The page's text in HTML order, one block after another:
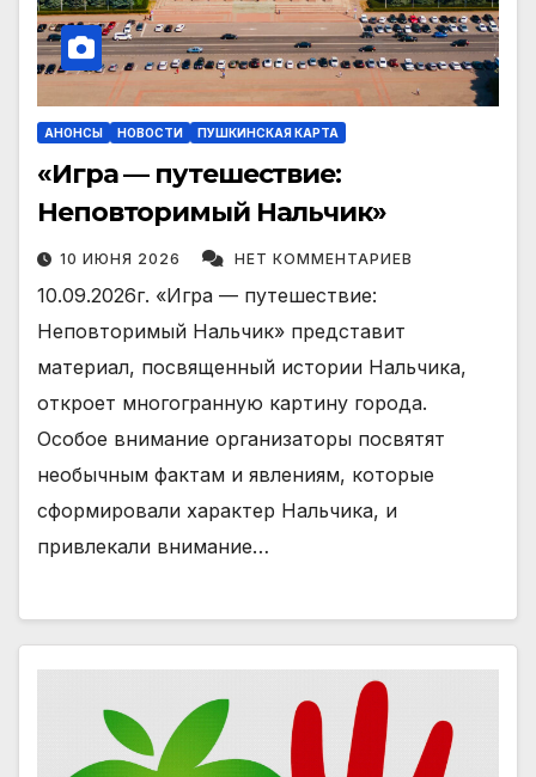
АНОНСЫ НОВОСТИ ПУШКИНСКАЯ КАРТА
«Игра — путешествие:
Неповторимый Нальчик»
10 ИЮНЯ 2026 НЕТ КОММЕНТАРИЕВ
10.09.2026г. «Игра — путешествие:
Неповторимый Нальчик» представит
материал, посвященный истории Нальчика,
откроет многогранную картину города.
Особое внимание организаторы посвятят
необычным фактам и явлениям, которые
сформировали характер Нальчика, и
привлекали внимание…